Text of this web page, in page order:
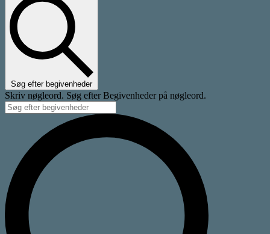
Søg efter begivenheder
Skriv nøgleord. Søg efter Begivenheder på nøgleord.